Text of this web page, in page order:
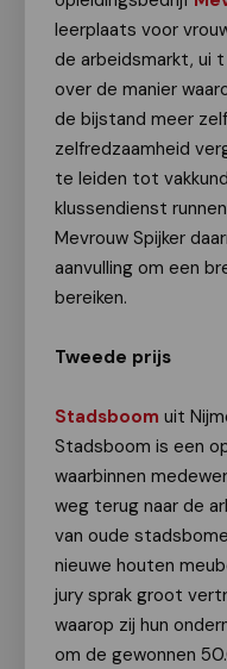
leerplaats voor
de arbeidsmarkt, ui t
over de manier
de bijstand meer
zelfredzaamheid
te leiden tot
klussendienst
Mevrouw Spijker
aanvulling om een
bereiken.
Tweede prijs
Stadsboom uit
Stadsboom is een
waarbinnen
weg terug naar de
van oude
nieuwe houten
jury sprak groot
waarop zij hun
om de gewonnen